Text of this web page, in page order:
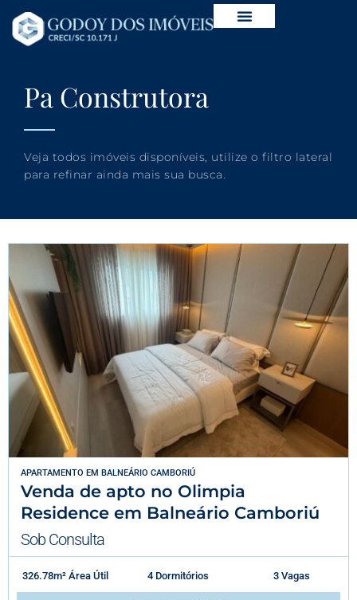
Pa Construtora
Veja todos imóveis disponíveis, utilize o filtro lateral
para refinar ainda mais sua busca.
APARTAMENTO EM BALNEÁRIO CAMBORIÚ
Venda de apto no Olimpia
Residence em Balneário Camboriú
Sob Consulta
326.78m² Área Útil 4 Dormitórios 3 Vagas